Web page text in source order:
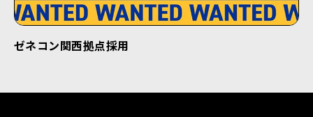
ゼネコン関西拠点採用